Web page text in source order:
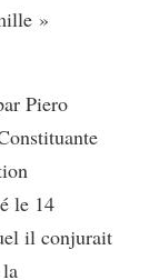
»
Piero
le 14
il conjurait